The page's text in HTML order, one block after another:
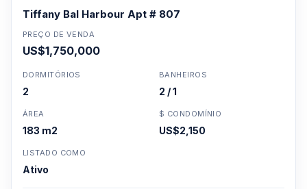
Tiffany Bal Harbour Apt # 807
PREÇO DE VENDA
US$1,750,000
DORMITÓRIOS
2
BANHEIROS
2 / 1
ÁREA
183 m2
$ CONDOMÍNIO
US$2,150
LISTADO COMO
Ativo